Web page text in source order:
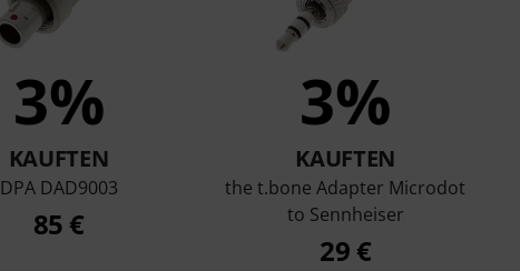
3%
KAUFTEN
DPA DAD9003
85 €
3%
KAUFTEN
the t.bone Adapter Microdot
to Sennheiser
29 €